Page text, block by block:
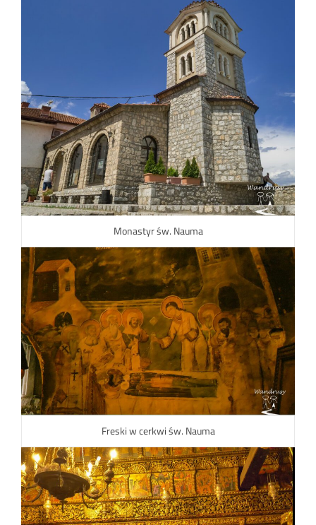
Monastyr św. Nauma
Freski w cerkwi św. Nauma